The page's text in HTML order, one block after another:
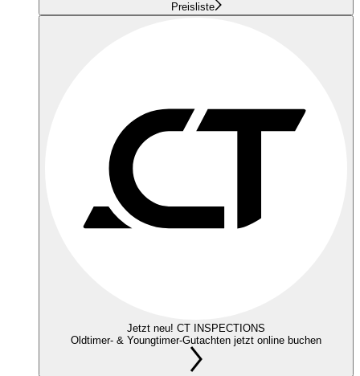
Preisliste
Jetzt neu! CT INSPECTIONS
Oldtimer- & Youngtimer-Gutachten jetzt online buchen